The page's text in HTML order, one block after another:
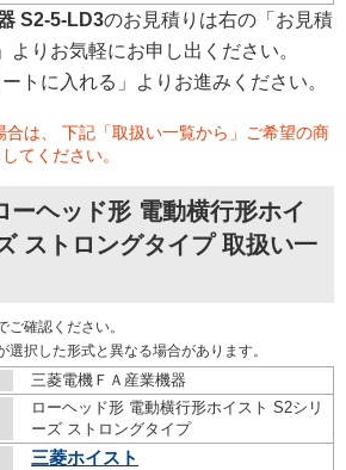
S2-5-LD3のお見積りは右の「お見積
よりお気軽にお申し出ください。
トに入れる」よりお進みください。
合は、 下記「取扱い一覧から」ご希望の商
てください。
ーヘッド形 電動横行形ホイ
ストロングタイプ 取扱い一
ご確認ください。
択した形式と異なる場合があります。
三菱電機ＦＡ産業機器
ローヘッド形 電動横行形ホイスト S2シリ
ーズ ストロングタイプ
三菱ホイスト